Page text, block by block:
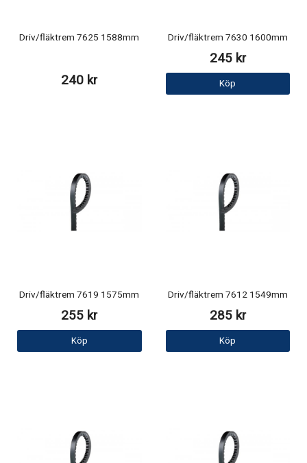
Driv/fläktrem 7625 1588mm
240 kr
Driv/fläktrem 7630 1600mm
245 kr
Köp
Driv/fläktrem 7619 1575mm
255 kr
Köp
Driv/fläktrem 7612 1549mm
285 kr
Köp